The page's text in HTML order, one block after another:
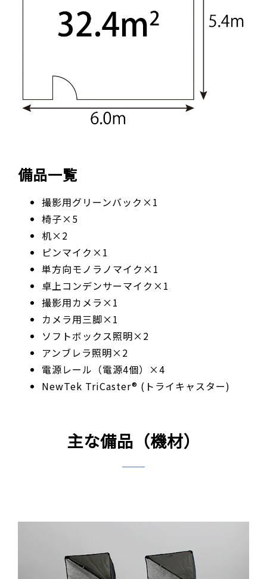
備品一覧
撮影用グリーンバック×1
椅子×5
机×2
ピンマイク×1
単方向モノラノマイク×1
卓上コンデンサーマイク×1
撮影用カメラ×1
カメラ用三脚×1
ソフトボックス照明×2
アンブレラ照明×2
電源レール（電源4個）×4
NewTek TriCaster® (トライキャスター)
主な備品（機材）